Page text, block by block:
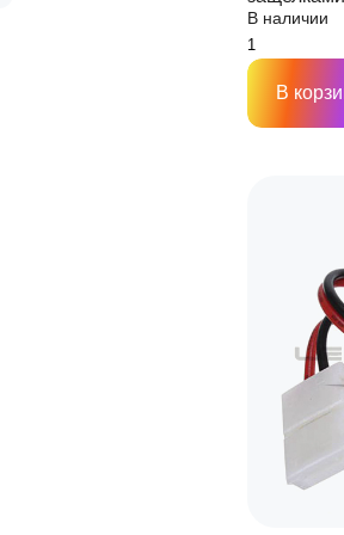
PIN
В наличии
В